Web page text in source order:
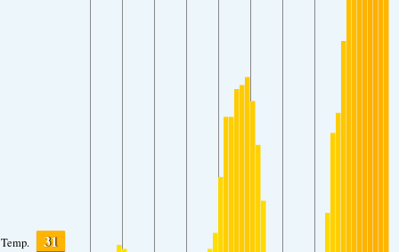
Temp. 31